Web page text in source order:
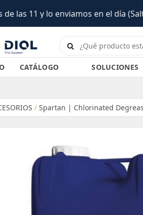
CATÁLOGO SOLUCIONES
/ Spartan | Chlorinated